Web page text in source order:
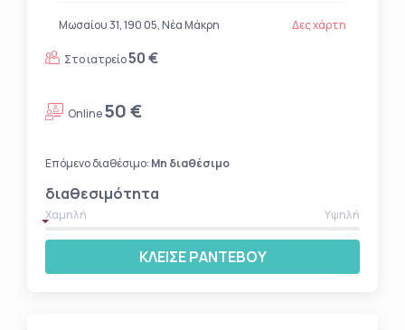
Μωσαίου 31, 190 05, Νέα Μάκρη Δες χάρτη
ΚΛΕΙΣΕ ΡΑΝΤΕΒΟΥ
διαθεσιμότητα
Χαμηλή Υψηλή
Επόμενο διαθέσιμο: Μη διαθέσιμο
Online50 €
Στο ιατρείο50 €